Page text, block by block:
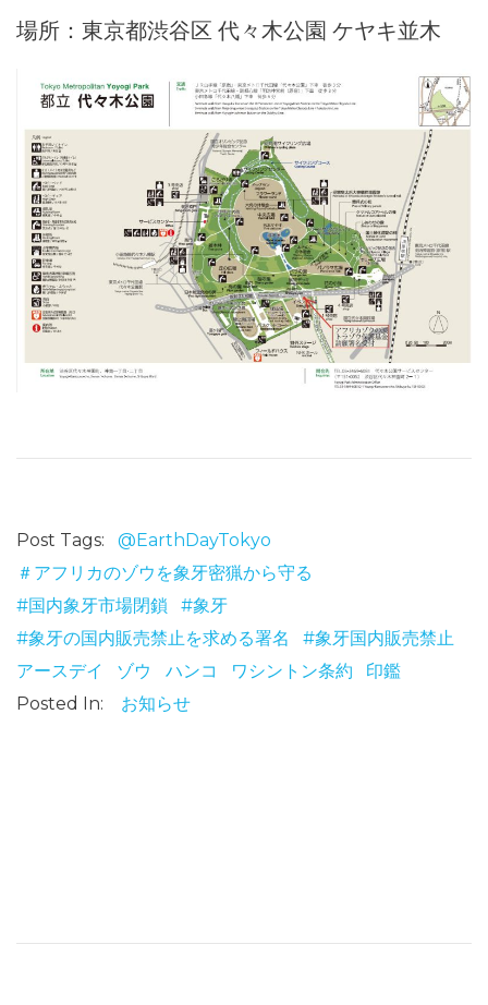
場所：東京都渋谷区 代々木公園 ケヤキ並木
Post Tags:
@EarthDayTokyo
＃アフリカのゾウを象牙密猟から守る
#国内象牙市場閉鎖
#象牙
#象牙の国内販売禁止を求める署名
#象牙国内販売禁止
アースデイ
ゾウ ハンコ ワシントン条約
印鑑
Posted In:
お知らせ